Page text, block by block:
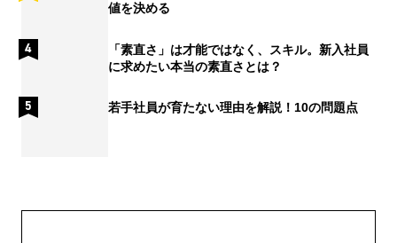
値を決める
「素直さ」は才能ではなく、スキル。新入社員
に求めたい本当の素直さとは？
若手社員が育たない理由を解説！10の問題点